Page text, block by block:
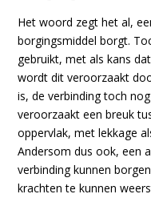
Het woord zegt het al,
borgingsmiddel borgt.
gebruikt, met als kans
wordt dit veroorzaakt
is, de verbinding toch
veroorzaakt een breuk
oppervlak, met lekkage
Andersom dus ook, een
verbinding kunnen
krachten te kunnen